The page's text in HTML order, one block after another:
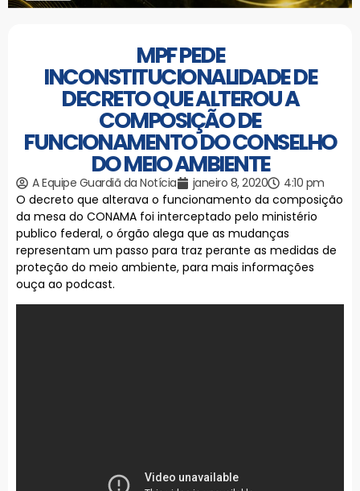
MPF PEDE
INCONSTITUCIONALIDADE DE
DECRETO QUE ALTEROU A
COMPOSIÇÃO DE
FUNCIONAMENTO DO CONSELHO
DO MEIO AMBIENTE
A Equipe Guardiã da Notícia janeiro 8, 2020
4:10 pm
O decreto que alterava o funcionamento da composição
da mesa do CONAMA foi interceptado pelo ministério
publico federal, o órgão alega que as mudanças
representam um passo para traz perante as medidas de
proteção do meio ambiente, para mais informações
ouça ao podcast.